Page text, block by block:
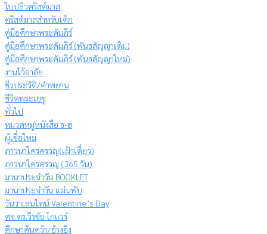
ใบปลิวคริสต์มาส
คริสต์มาสสำหรับเด็ก
คู่มือศึกษาพระคัมภีร์
คู่มือศึกษาพระคัมภีร์ (พันธสัญญาเดิม)
คู่มือศึกษาพระคัมภีร์ (พันธสัญญาใหม่)
งานไว้อาลัย
ชีวประวัติ/คำพยาน
ชีวิตพระเยซู
ทั่วไป
หมวดหมู่หนังสือ ธ-ฮ
ผู้เชื่อใหม่
ภาวนาใคร่ครวญ(เฝ้าเดี่ยว)
ภาวนาใคร่ครวญ (365 วัน)
มานาประจำวัน BOOKLET
มานาประจำวัน แผ่นพับ
วันวาเลนไทน์ Valentine’s Day
ศจ.ดร.วีรชัย โกแวร์
ศึกษาค้นคว้า/อ้างอิง